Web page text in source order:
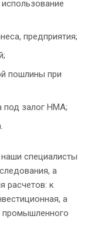
предприятия;
пошлины при
под залог НМА;
специалисты
а
расчетов: к
а
промышленного